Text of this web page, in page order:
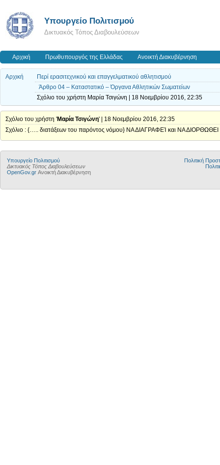
Υπουργείο Πολιτισμού
Δικτυακός Τόπος Διαβουλεύσεων
Αρχική Πρωθυπουργός της Ελλάδας Ανοικτή Διακυβέρνηση
Αρχική
Περί ερασιτεχνικού και επαγγελματικού αθλητισμού
Άρθρο 04 – Καταστατικό – Όργανα Αθλητικών Σωματείων
Σχόλιο του χρήστη Μαρία Τσιγώνη | 18 Νοεμβρίου 2016, 22:35
Σχόλιο του χρήστη 'Μαρία Τσιγώνη' | 18 Νοεμβρίου 2016, 22:35
Σχόλιο : {….. διατάξεων του παρόντος νόμου} ΝΑ ΔΙΑΓΡΑΦΕΊ και ΝΑ ΔΙΟΡΘΩΘΕΙ
Υπουργείο Πολιτισμού
Δικτυακός Τόπος Διαβουλεύσεων
OpenGov.gr Ανοικτή Διακυβέρνηση
Πολιτική